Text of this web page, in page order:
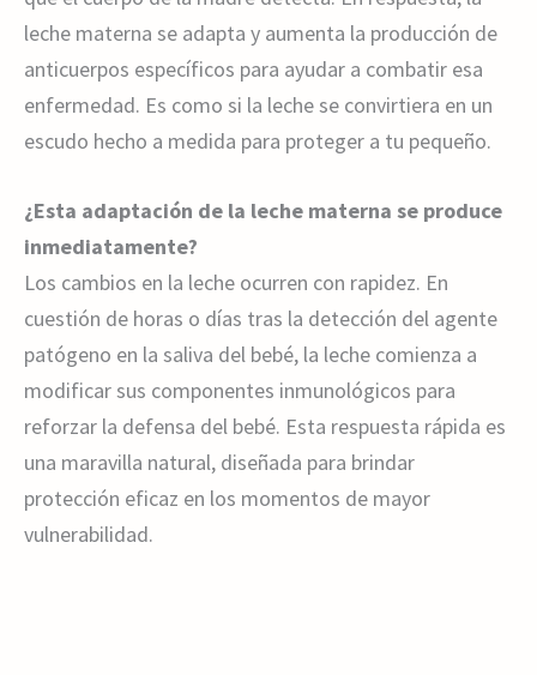
leche materna se adapta y aumenta la producción de
anticuerpos específicos para ayudar a combatir esa
enfermedad. Es como si la leche se convirtiera en un
escudo hecho a medida para proteger a tu pequeño.
¿Esta adaptación de la leche materna se produce
inmediatamente?
Los cambios en la leche ocurren con rapidez. En
cuestión de horas o días tras la detección del agente
patógeno en la saliva del bebé, la leche comienza a
modificar sus componentes inmunológicos para
reforzar la defensa del bebé. Esta respuesta rápida es
una maravilla natural, diseñada para brindar
protección eficaz en los momentos de mayor
vulnerabilidad.